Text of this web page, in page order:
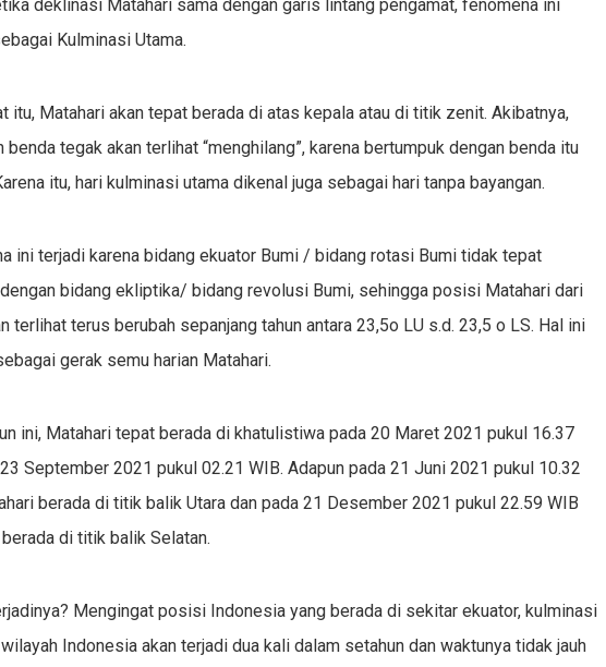
deklinasi Matahari sama dengan garis lintang pengamat, fenomena ini
Kulminasi Utama.
itu, Matahari akan tepat berada di atas kepala atau di titik zenit. Akibatnya,
benda tegak akan terlihat “menghilang”, karena bertumpuk dengan benda itu
itu, hari kulminasi utama dikenal juga sebagai hari tanpa bayangan.
ini terjadi karena bidang ekuator Bumi / bidang rotasi Bumi tidak tepat
bidang ekliptika/ bidang revolusi Bumi, sehingga posisi Matahari dari
terlihat terus berubah sepanjang tahun antara 23,5o LU s.d. 23,5 o LS. Hal ini
gerak semu harian Matahari.
ini, Matahari tepat berada di khatulistiwa pada 20 Maret 2021 pukul 16.37
September 2021 pukul 02.21 WIB. Adapun pada 21 Juni 2021 pukul 10.32
berada di titik balik Utara dan pada 21 Desember 2021 pukul 22.59 WIB
berada di titik balik Selatan.
Mengingat posisi Indonesia yang berada di sekitar ekuator, kulminasi
Indonesia akan terjadi dua kali dalam setahun dan waktunya tidak jauh